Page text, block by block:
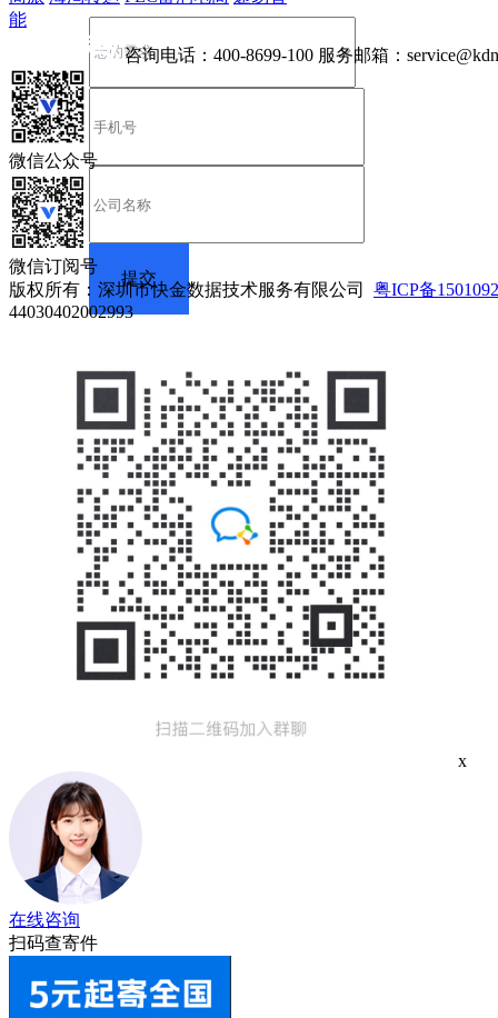
能
咨询电话： 400-8699-100 服务邮箱：
微信公众号
微信订阅号
版权所有：深圳市快金数据技术服务有限公司 粤ICP备
44030402002993
x
在线咨询
扫码查寄件